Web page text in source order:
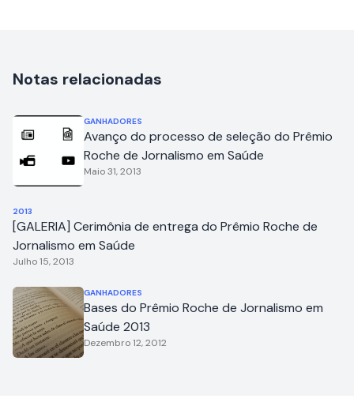
Notas relacionadas
GANHADORES
Avanço do processo de seleção do Prêmio
Roche de Jornalismo em Saúde
Maio 31, 2013
2013
[GALERIA] Cerimônia de entrega do Prêmio Roche de
Jornalismo em Saúde
Julho 15, 2013
GANHADORES
Bases do Prêmio Roche de Jornalismo em
Saúde 2013
Dezembro 12, 2012